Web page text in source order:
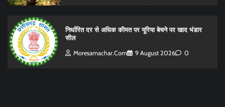
निर्धारित दर से अधिक कीमत पर यूरिया बेचने पर खाद भंडार
सील
Moresamachar.com 9 August 2026 0